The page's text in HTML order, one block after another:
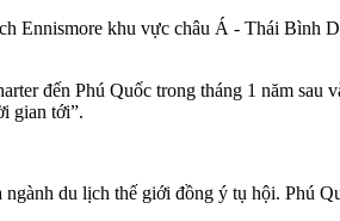
Ennismore khu vực châu Á - Thái Bình
đến Phú Quốc trong tháng 1 năm
gian tới”.
du lịch thế giới đồng ý tụ hội. Phú